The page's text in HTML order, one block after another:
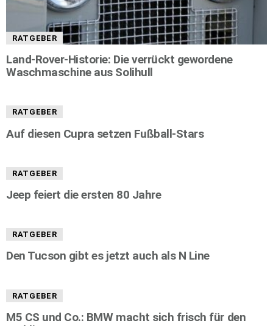
RATGEBER
Land-Rover-Historie: Die verrückt gewordene
Waschmaschine aus Solihull
RATGEBER
Auf diesen Cupra setzen Fußball-Stars
RATGEBER
Jeep feiert die ersten 80 Jahre
RATGEBER
Den Tucson gibt es jetzt auch als N Line
RATGEBER
M5 CS und Co.: BMW macht sich frisch für den